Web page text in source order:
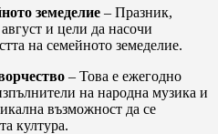
земеделие – Празник,
и цели да насочи
на семейното земеделие.
– Това е ежегодно
на народна музика и
възможност да се
култура.